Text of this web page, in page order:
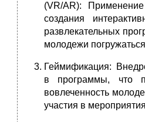
(VR/AR):
создания
развлекательных
молодежи
Геймификация:
в программы, что
вовлеченность
участия в